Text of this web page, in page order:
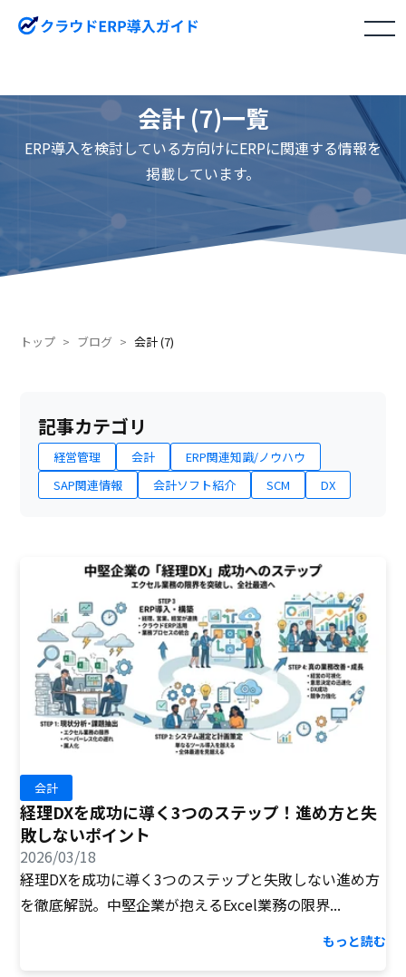
toggle
会計 (7)一覧
ERP導入を検討している方向けにERPに関連する情報を
掲載しています。
トップ ブログ 会計 (7)
記事カテゴリ
経営管理 会計
ERP関連知識/ノウハウ
SAP関連情報
会計ソフト紹介 SCM DX
会計
経理DXを成功に導く3つのステップ！進め方と失
敗しないポイント
2026/03/18
経理DXを成功に導く3つのステップと失敗しない進め方
を徹底解説。中堅企業が抱えるExcel業務の限界...
もっと読む